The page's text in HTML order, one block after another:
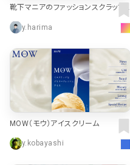
靴下マニアのファッションスクラップ v
ol.25｜靴下屋公式通販 Tabio オン
ラインストア
y.harima
MOW（モウ）アイスクリーム
y.kobayashi